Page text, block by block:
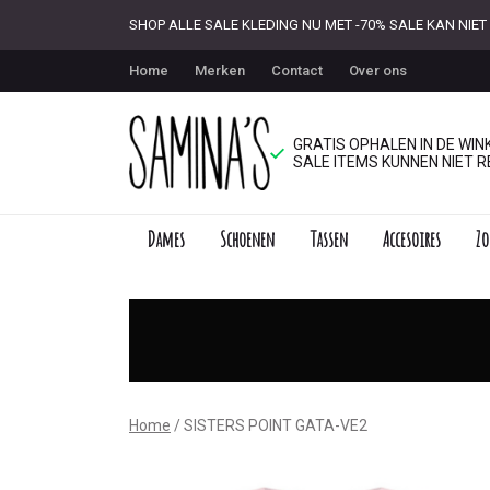
SHOP ALLE SALE KLEDING NU MET -70% SALE KAN
Home Merken Contact Over ons
GRATIS OPHALEN IN DE
SALE ITEMS KUNNEN NIET
Dames Schoenen Tassen Accesoires
Home SISTERS POINT GATA-VE2